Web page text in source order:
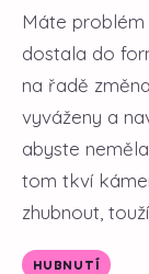
Máte
dostala do
na řadě
vyváženy a
abyste
tom tkví
zhubnout,
HUBNUTÍ